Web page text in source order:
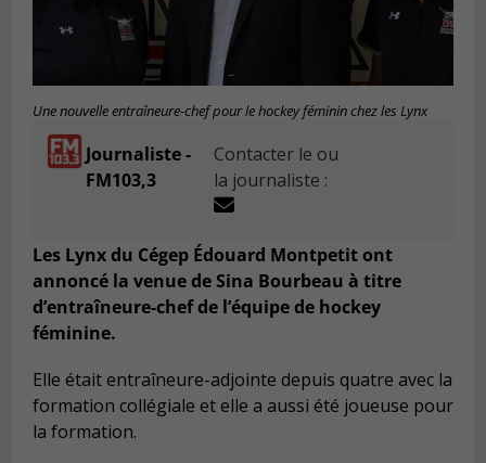
Une nouvelle entraîneure-chef pour le hockey féminin chez les Lynx
Journaliste -
FM103,3
Contacter le ou
la journaliste :
Les Lynx du Cégep Édouard Montpetit ont
annoncé la venue de Sina Bourbeau à titre
d’entraîneure-chef de l’équipe de hockey
féminine.
Elle était entraîneure-adjointe depuis quatre avec la
formation collégiale et elle a aussi été joueuse pour
la formation.